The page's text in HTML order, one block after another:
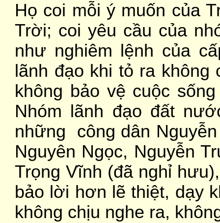
Họ coi mỗi ý muốn của
Trời; coi yêu cầu của
như nghiêm lệnh của
lãnh đạo khi tỏ ra
không bảo vệ cuộc
Nhóm lãnh đạo đất
những công dân
Nguyên Ngọc, Nguyễn
Trọng Vĩnh (đã nghỉ
bảo lời hơn lẽ thiệt, dạy
không chịu nghe ra,